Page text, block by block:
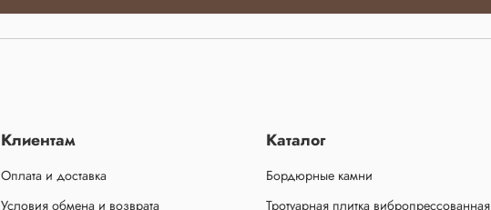
Клиентам
Оплата и доставка
Условия обмена и возврата
Каталог
Бордюрные камни
Тротуарная плитка вибропрессованная